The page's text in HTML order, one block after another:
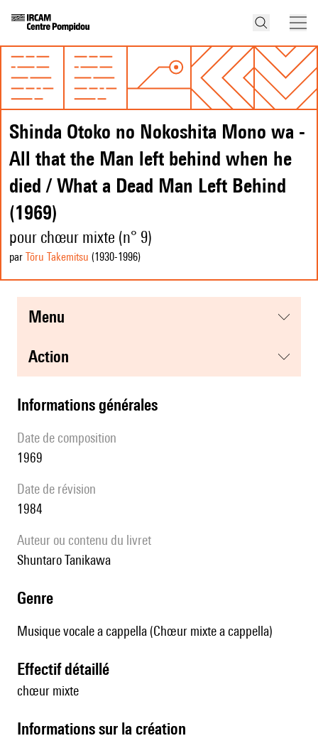
Shinda Otoko no Nokoshita Mono wa -
All that the Man left behind when he
died / What a Dead Man Left Behind
(1969)
pour chœur mixte (n° 9)
par Tōru Takemitsu (1930-1996)
menu
action
informations générales
date de composition
1969
date de révision
1984
Auteur ou contenu du livret
Shuntaro Tanikawa
genre
Musique vocale a cappella (Chœur mixte a cappella)
effectif détaillé
chœur mixte
informations sur la création